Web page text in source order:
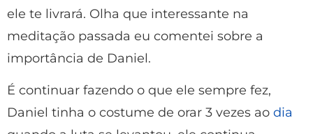
ele te livrará. Olha que interessante na
meditação passada eu comentei sobre a
importância de Daniel.
É continuar fazendo o que ele sempre fez,
Daniel tinha o costume de orar 3 vezes ao dia